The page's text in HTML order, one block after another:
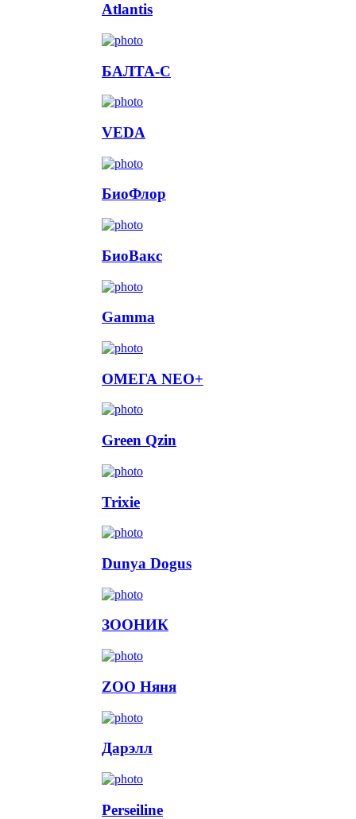
Atlantis
БАЛТА-С
VEDA
БиоФлор
БиоВакс
Gamma
ОМЕГА NEO+
Green Qzin
Trixie
Dunya Dogus
ЗООНИК
ZOO Няня
Дарэлл
Perseiline